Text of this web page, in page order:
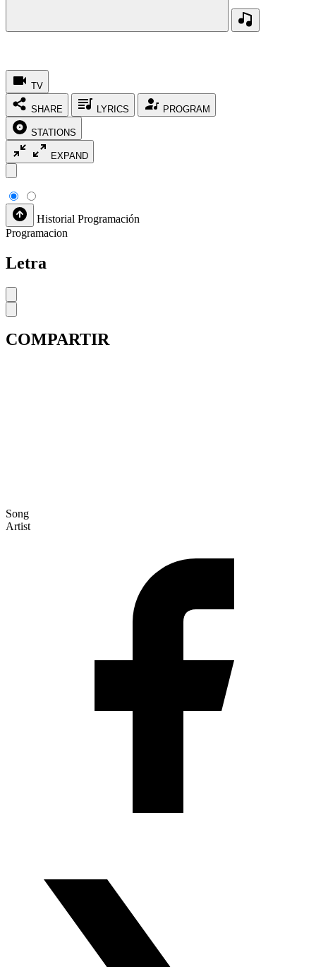
TV
SHARE LYRICS PROGRAM
STATIONS
EXPAND
Historial Programación
Programacion
Letra
COMPARTIR
Song
Artist